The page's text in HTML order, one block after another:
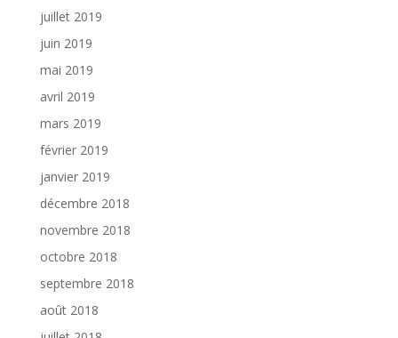
juillet 2019
juin 2019
mai 2019
avril 2019
mars 2019
février 2019
janvier 2019
décembre 2018
novembre 2018
octobre 2018
septembre 2018
août 2018